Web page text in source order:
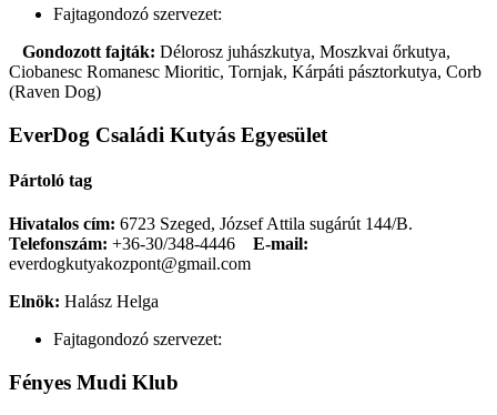
Fajtagondozó szervezet:
Gondozott fajták: Délorosz juhászkutya, Moszkvai őrkutya,
Ciobanesc Romanesc Mioritic, Tornjak, Kárpáti pásztorkutya, Corb
(Raven Dog)
EverDog Családi Kutyás Egyesület
Pártoló tag
Hivatalos cím: 6723 Szeged, József Attila sugárút 144/B.
Telefonszám: +36-30/348-4446
E-mail:
everdogkutyakozpont@gmail.com
Elnök: Halász Helga
Fajtagondozó szervezet:
Fényes Mudi Klub